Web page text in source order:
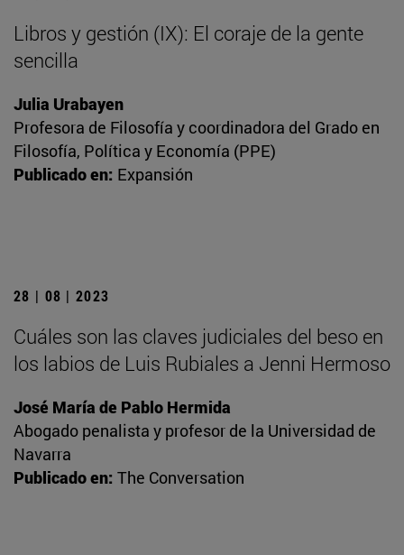
Libros y gestión (IX): El coraje de la gente
sencilla
Julia Urabayen
Profesora de Filosofía y coordinadora del Grado en
Filosofía, Política y Economía (PPE)
Publicado en: Expansión
28 | 08 | 2023
Cuáles son las claves judiciales del beso en
los labios de Luis Rubiales a Jenni Hermoso
José María de Pablo Hermida
Abogado penalista y profesor de la Universidad de
Navarra
Publicado en: The Conversation